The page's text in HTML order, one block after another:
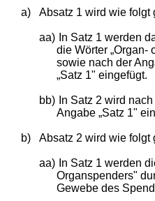
a) Absatz 1 wird wie folgt
aa)
In Satz 1 werden
die Wörter „Organ-
sowie nach der
„Satz 1" eingefügt.
bb)
In Satz 2 wird
Angabe „Satz 1"
b) Absatz 2 wird wie folgt
aa)
In Satz 1 werden
Organspenders"
Gewebe des